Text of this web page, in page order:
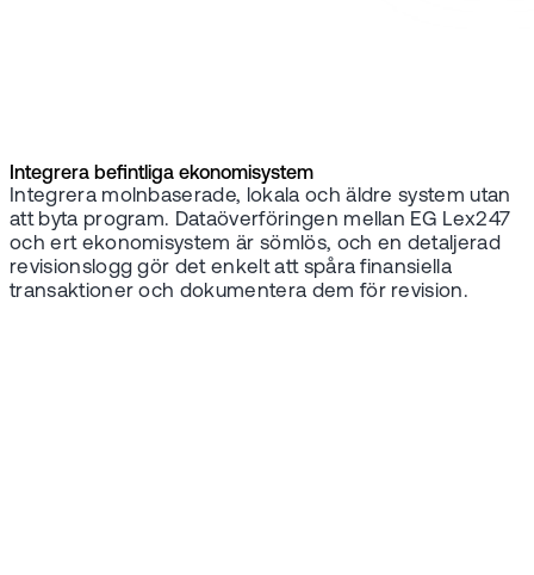
Integrera befintliga ekonomisystem
Integrera molnbaserade, lokala och äldre system utan
att byta program. Dataöverföringen mellan EG Lex247
och ert ekonomisystem är sömlös, och en detaljerad
revisionslogg gör det enkelt att spåra finansiella
transaktioner och dokumentera dem för revision.